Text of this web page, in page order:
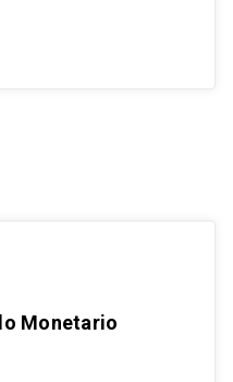
Monetario